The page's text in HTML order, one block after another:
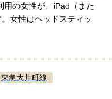
の女性が、iPad（また
女性はヘッドスティッ
東急大井町線